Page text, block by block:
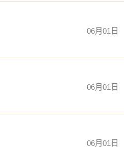
06月01日
06月01日
06月01日